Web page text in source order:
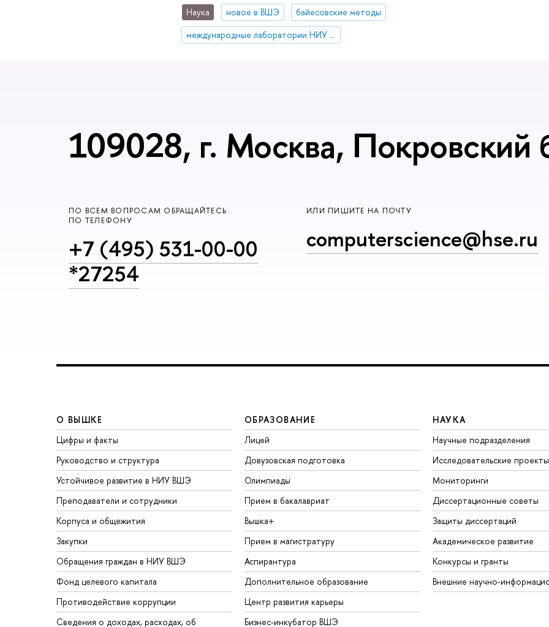
Наука новое в ВШЭ
байесовские методы
международные лаборатории НИУ ВШЭ
109028, г. Москва, Покровский
ПО ВСЕМ ВОПРОСАМ ОБРАЩАЙТЕСЬ
ПО ТЕЛЕФОНУ
+7 (495) 531-00-00
*27254
ИЛИ ПИШИТЕ НА ПОЧТУ
computerscience@hse.ru
О ВЫШКЕ
Цифры и факты
Руководство и структура
Устойчивое развитие в НИУ ВШЭ
Преподаватели и сотрудники
Корпуса и общежития
Закупки
Обращения граждан в НИУ ВШЭ
Фонд целевого капитала
Противодействие коррупции
Сведения о доходах, расходах, об
ОБРАЗОВАНИЕ
Лицей
Довузовская подготовка
Олимпиады
Прием в бакалавриат
Вышка+
Прием в магистратуру
Аспирантура
Дополнительное образование
Центр развития карьеры
Бизнес-инкубатор ВШЭ
НАУКА
Научные подразделения
Исследовательские проекты
Мониторинги
Диссертационные советы
Защиты диссертаций
Академическое развитие
Конкурсы и гранты
Внешние научно-